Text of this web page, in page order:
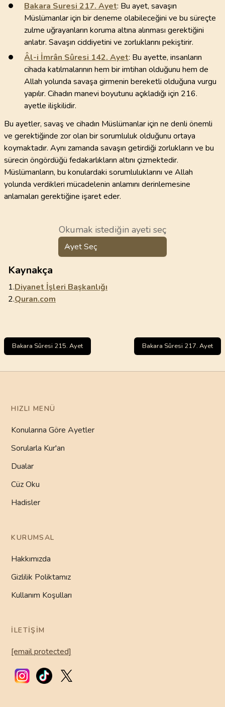
Bakara Suresi 217. Ayet: Bu ayet, savaşın
Müslümanlar için bir deneme olabileceğini ve bu süreçte
zulme uğrayanların koruma altına alınması gerektiğini
anlatır. Savaşın ciddiyetini ve zorluklarını pekiştirir.
Âl-i İmrân Sûresi 142. Ayet: Bu ayette, insanların
cihada katılmalarının hem bir imtihan olduğunu hem de
Allah yolunda savaşa girmenin bereketli olduğuna vurgu
yapılır. Cihadın manevi boyutunu açıkladığı için 216.
ayetle ilişkilidir.
Bu ayetler, savaş ve cihadın Müslümanlar için ne denli önemli
ve gerektiğinde zor olan bir sorumluluk olduğunu ortaya
koymaktadır. Aynı zamanda savaşın getirdiği zorlukların ve bu
sürecin öngördüğü fedakarlıkların altını çizmektedir.
Müslümanların, bu konulardaki sorumluluklarını ve Allah
yolunda verdikleri mücadelenin anlamını derinlemesine
anlamaları gerektiğine işaret eder.
Okumak istediğin ayeti seç
Ayet Seç
Kaynakça
1.Diyanet İşleri Başkanlığı
2.Quran.com
Bakara Sûresi 215. Ayet Bakara Sûresi 217. Ayet
HIZLI MENÜ
Konularına Göre Ayetler
Sorularla Kur'an
Dualar
Cüz Oku
Hadisler
KURUMSAL
Hakkımızda
Gizlilik Poliktamız
Kullanım Koşulları
İLETIŞIM
[email protected]